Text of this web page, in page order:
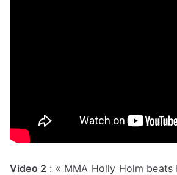
Video 2 : « MMA Holly Holm beats